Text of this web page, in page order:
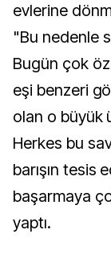
evlerine
"Bu nedenle
Bugün çok
eşi benzeri
olan o büyük
Herkes bu
barışın tesis
başarmaya
yaptı.